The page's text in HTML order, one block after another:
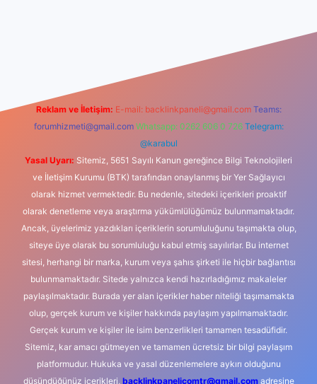
Reklam ve İletişim: E-mail: backlinkpaneli@gmail.com Teams:
forumhizmeti@gmail.com Whatsapp: 0262 606 0 726 Telegram:
@karabul
Yasal Uyarı: Sitemiz, 5651 Sayılı Kanun gereğince Bilgi Teknolojileri
ve İletişim Kurumu (BTK) tarafından onaylanmış bir Yer Sağlayıcı
olarak hizmet vermektedir. Bu nedenle, sitedeki içerikleri proaktif
olarak denetleme veya araştırma yükümlülüğümüz bulunmamaktadır.
Ancak, üyelerimiz yazdıkları içeriklerin sorumluluğunu taşımakta olup,
siteye üye olarak bu sorumluluğu kabul etmiş sayılırlar. Bu internet
sitesi, herhangi bir marka, kurum veya şahıs şirketi ile hiçbir bağlantısı
bulunmamaktadır. Sitede yalnızca kendi hazırladığımız makaleler
paylaşılmaktadır. Burada yer alan içerikler haber niteliği taşımamakta
olup, gerçek kurum ve kişiler hakkında paylaşım yapılmamaktadır.
Gerçek kurum ve kişiler ile isim benzerlikleri tamamen tesadüfidir.
Sitemiz, kar amacı gütmeyen ve tamamen ücretsiz bir bilgi paylaşım
platformudur. Hukuka ve yasal düzenlemelere aykırı olduğunu
düşündüğünüz içerikleri, backlinkpanelicomtr@gmail.comadresine